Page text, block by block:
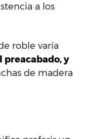
a los
roble varía
preacabado, y
de madera